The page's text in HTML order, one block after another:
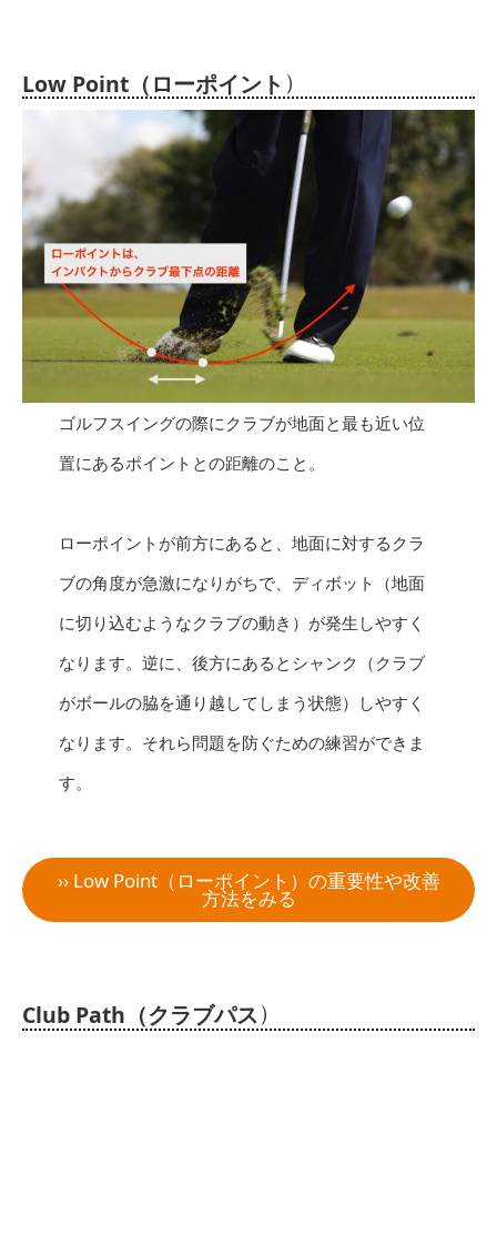
Low Point（ローポイント ）
ゴルフスイングの際にクラブが地面と最も近い位
置にあるポイントとの距離のこと。
ローポイントが前方にあると、地面に対するクラ
ブの角度が急激になりがちで、ディボット（地面
に切り込むようなクラブの動き）が発生しやすく
なります。逆に、後方にあるとシャンク（クラブ
がボールの脇を通り越してしまう状態）しやすく
なります。それら問題を防ぐための練習ができま
す。
›› Low Point（ローポイント）の重要性や改善
方法をみる
Club Path（クラブパス）